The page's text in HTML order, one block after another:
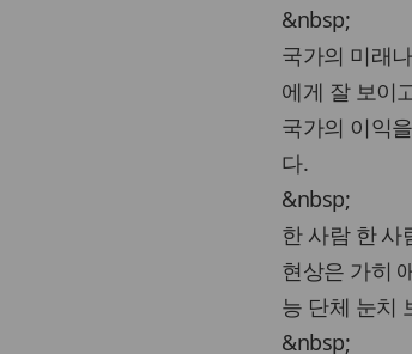
&nbsp;
국가의 미래
에게 잘 보이
국가의 이익
다.
&nbsp;
한 사람 한 사
현상은 가히
능 단체 눈치
&nbsp;